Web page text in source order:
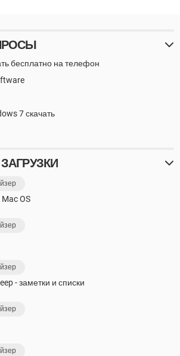
бесплатно на телефон
7 скачать
OS
- заметки и списки